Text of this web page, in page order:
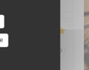
5/5 Qualità / Prezzo :